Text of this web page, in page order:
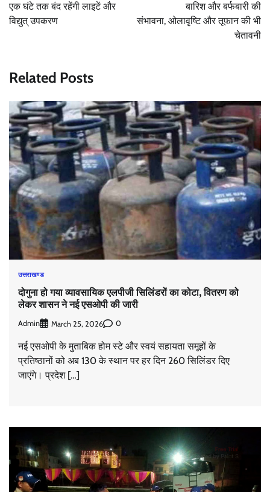
एक घंटे तक बंद रहेंगी लाइटें और
विद्युत् उपकरण
बारिश और बर्फबारी की
संभावना, ओलावृष्टि और तूफान की भी
चेतावनी
Related Posts
उत्तराखण्ड
दोगुना हो गया व्यावसायिक एलपीजी सिलिंडरों का कोटा, वितरण को
लेकर शासन ने नई एसओपी की जारी
Admin March 25, 2026 0
नई एसओपी के मुताबिक होम स्टे और स्वयं सहायता समूहों के
प्रतिष्ठानों को अब 130 के स्थान पर हर दिन 260 सिलिंडर दिए
जाएंगे। प्रदेश […]